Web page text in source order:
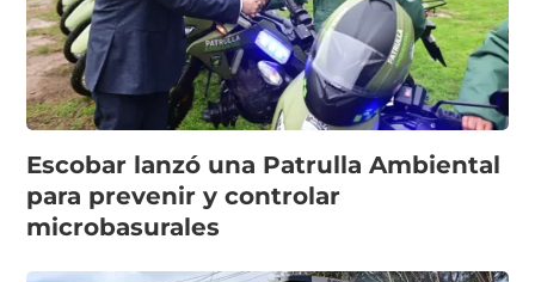
Escobar lanzó una Patrulla Ambiental
para prevenir y controlar
microbasurales